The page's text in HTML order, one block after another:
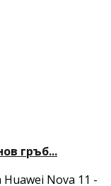
гръб...
Nova 11 -